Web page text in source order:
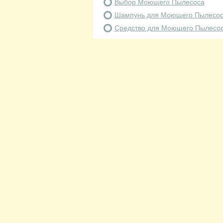
Выбор Моющего Пылесоса
Шампунь для Моющего
Средство для Моющего